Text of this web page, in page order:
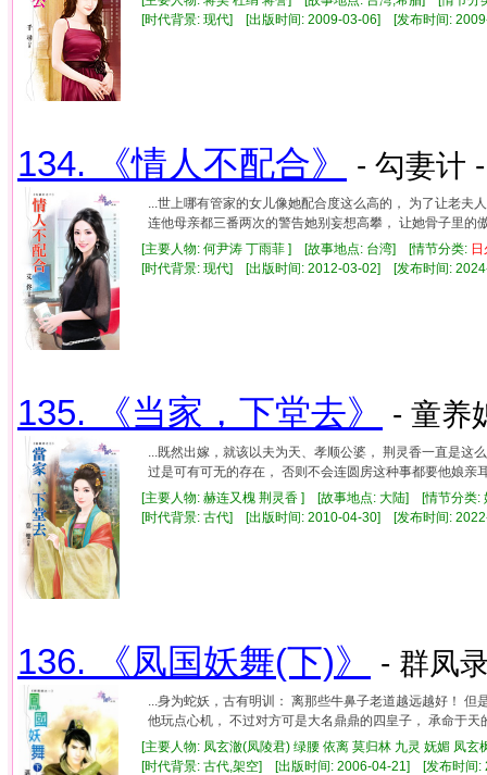
[时代背景: 现代] [出版时间: 2009-03-06] [发布时间:
134. 《情人不配合》 - 勾妻计
...世上哪有管家的女儿像她配合度这么高的， 为了让老
连他母亲都三番两次的警告她别妄想高攀， 让她骨子里的
[主要人物: 何尹涛 丁雨菲 ] [故事地点: 台湾] [情节分类:
[时代背景: 现代] [出版时间: 2012-03-02] [发布时间:
135. 《当家，下堂去》 - 童养
...既然出嫁，就该以夫为天、孝顺公婆， 荆灵香一直是
过是可有可无的存在， 否则不会连圆房这种事都要他娘亲
[主要人物: 赫连又槐 荆灵香 ] [故事地点: 大陆] [情节分类:
[时代背景: 古代] [出版时间: 2010-04-30] [发布时间:
136. 《凤国妖舞(下)》 - 群凤
...身为蛇妖，古有明训： 离那些牛鼻子老道越远越好！
他玩点心机， 不过对方可是大名鼎鼎的四皇子， 承命于天
[主要人物: 凤玄澈(凤陵君) 绿腰 依离 莫归林 九灵 妩媚 凤
[时代背景: 古代,架空] [出版时间: 2006-04-21] [发布时